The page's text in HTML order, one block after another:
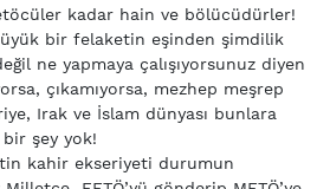
kadar hain ve bölücüdürler!
bir felaketin eşinden şimdilik
ne yapmaya çalışıyorsunuz diyen
çıkamıyorsa, mezhep meşrep
Irak ve İslam dünyası bunlara
şey yok!
kahir ekseriyeti durumun